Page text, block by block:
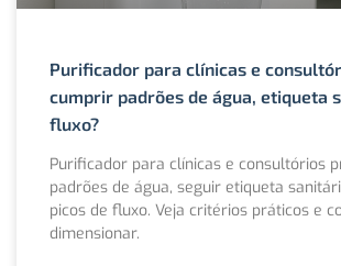
Purificador para clínicas e
cumprir padrões de água, etiqueta
fluxo?
Purificador para clínicas e consultórios
padrões de água, seguir etiqueta
picos de fluxo. Veja critérios práticos e
dimensionar.